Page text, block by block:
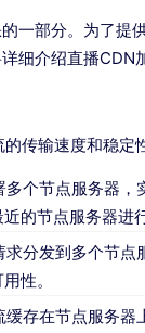
一部分。为了
介绍直播CDN
传输速度和稳定
个节点服务器
的节点服务器进
分发到多个节
性。
存在节点服务